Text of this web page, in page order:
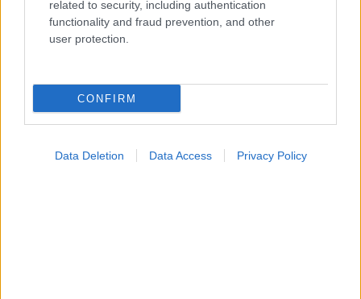
related to security, including authentication
functionality and fraud prevention, and other
user protection.
CONFIRM
Data Deletion Data Access Privacy Policy